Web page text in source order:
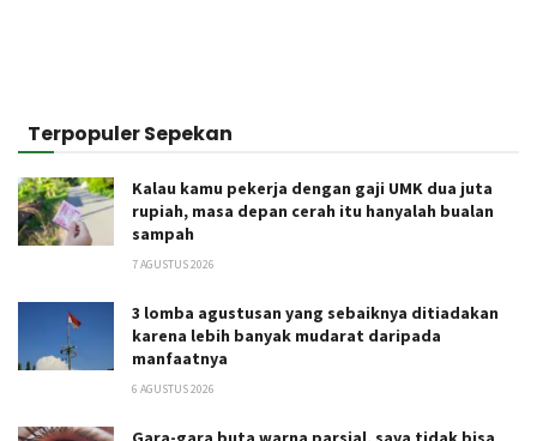
Terpopuler Sepekan
Kalau kamu pekerja dengan gaji UMK dua juta
rupiah, masa depan cerah itu hanyalah bualan
sampah
7 AGUSTUS 2026
3 lomba agustusan yang sebaiknya ditiadakan
karena lebih banyak mudarat daripada
manfaatnya
6 AGUSTUS 2026